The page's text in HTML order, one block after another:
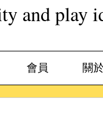
and play
會員 關